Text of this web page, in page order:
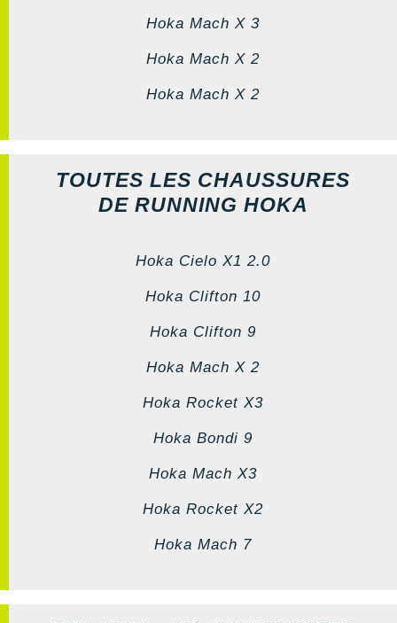
Hoka Mach X 3
Hoka Mach X 2
Hoka Mach X 2
TOUTES LES CHAUSSURES
DE RUNNING HOKA
Hoka Cielo X1 2.0
Hoka Clifton 10
Hoka Clifton 9
Hoka Mach X 2
Hoka Rocket X3
Hoka Bondi 9
Hoka Mach X3
Hoka Rocket X2
Hoka Mach 7